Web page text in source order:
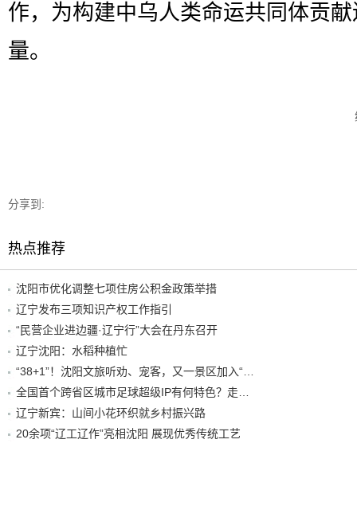
作，为构建中乌人类命运共同体贡
量。
分享到:
热点推荐
沈阳市优化调整七项住房公积金政策举措
辽宁发布三项知识产权工作指引
“民营企业进边疆·辽宁行”大会在丹东召开
辽宁沈阳：水稻种植忙
辽宁新宾：山间小花环织就乡村振兴路
20余项“辽工辽作”亮相沈阳 展现优秀传统工艺